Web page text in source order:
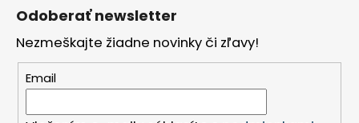
Odoberať newsletter
Nezmeškajte žiadne novinky či zľavy!
Email